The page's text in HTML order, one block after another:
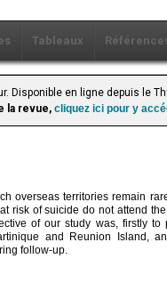
Tableaux
Disponible en ligne depuis le
la revue, cliquez ici pour y
overseas territories remain
risk of suicide do not attend
of our study was, firstly
and Reunion Island,
follow-up.